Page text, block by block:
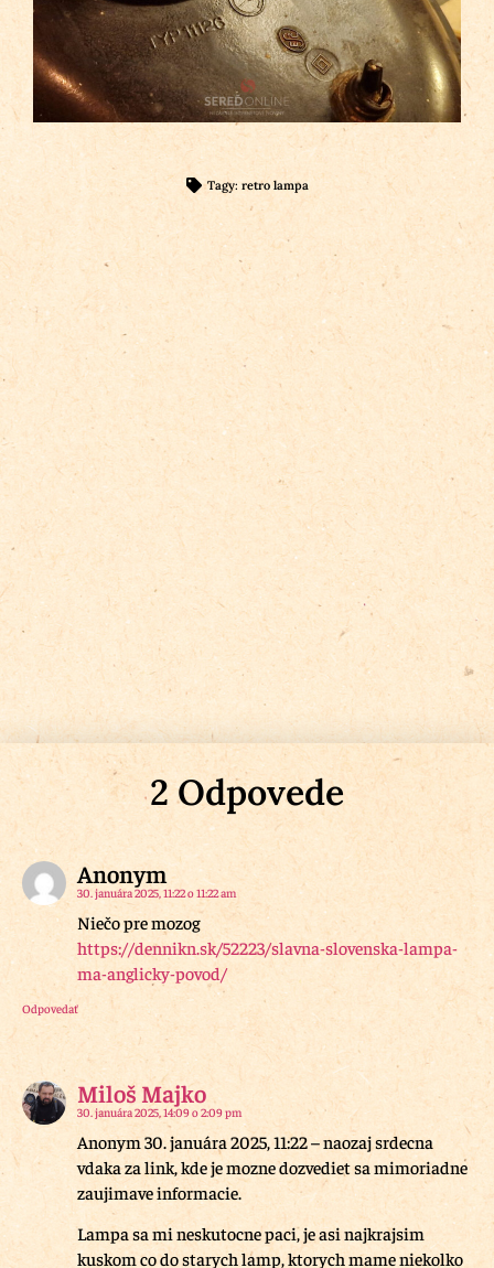
Tagy: retro lampa
2 Odpovede
Anonym
30. januára 2025, 11:22 o 11:22 am
Niečo pre mozog
https://dennikn.sk/52223/slavna-slovenska-lampa-
ma-anglicky-povod/
Odpovedať
Miloš Majko
30. januára 2025, 14:09 o 2:09 pm
Anonym 30. januára 2025, 11:22 – naozaj srdecna
vdaka za link, kde je mozne dozvediet sa mimoriadne
zaujimave informacie.
Lampa sa mi neskutocne paci, je asi najkrajsim
kuskom co do starych lamp, ktorych mame niekolko